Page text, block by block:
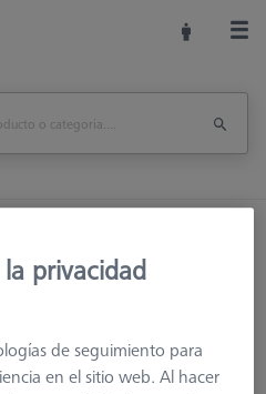
medición
Imprimir página
privacidad
de seguimiento para
en el sitio web. Al hacer